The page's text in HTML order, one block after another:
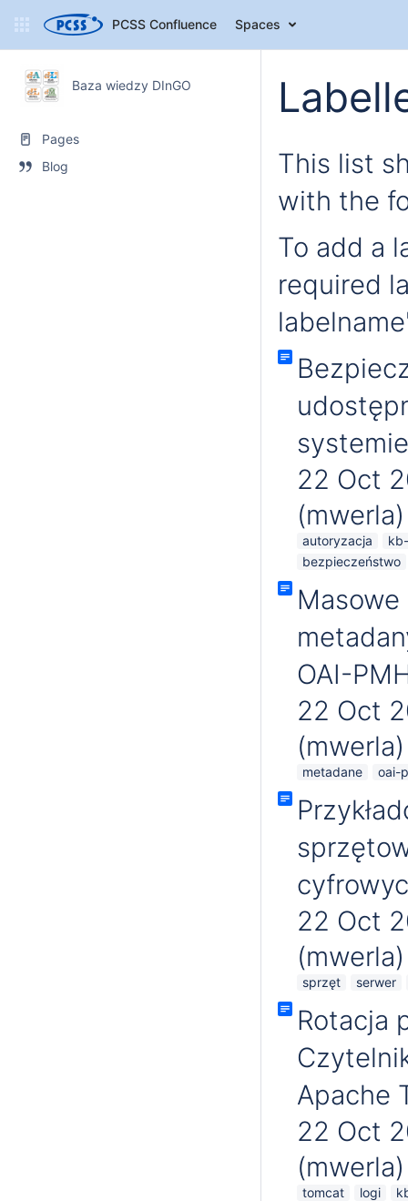
PCSS Confluence Spaces
Baza wiedzy DInGO
Pages
Blog
This list
with the
To add a
required
22 Oct
(mwerla)
autoryzacja
bezpieczeństwo
OAI-
22 Oct
(mwerla)
metadane oai-
22 Oct
(mwerla)
sprzęt serwer
Rotacja
Apache
22 Oct
(mwerla)
tomcat logi